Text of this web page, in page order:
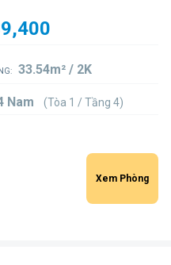
33.54m² / 2K
Nam (Tòa 1 / Tầng 4)
Xem Phòng